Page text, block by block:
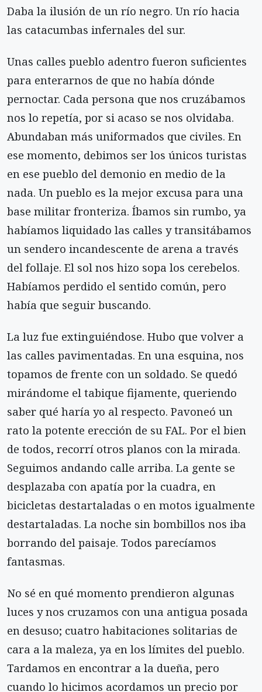
Daba la ilusión de un río negro. Un río hacia
las catacumbas infernales del sur.
Unas calles pueblo adentro fueron suficientes
para enterarnos de que no había dónde
pernoctar. Cada persona que nos cruzábamos
nos lo repetía, por si acaso se nos olvidaba.
Abundaban más uniformados que civiles. En
ese momento, debimos ser los únicos turistas
en ese pueblo del demonio en medio de la
nada. Un pueblo es la mejor excusa para una
base militar fronteriza. Íbamos sin rumbo, ya
habíamos liquidado las calles y transitábamos
un sendero incandescente de arena a través
del follaje. El sol nos hizo sopa los cerebelos.
Habíamos perdido el sentido común, pero
había que seguir buscando.
La luz fue extinguiéndose. Hubo que volver a
las calles pavimentadas. En una esquina, nos
topamos de frente con un soldado. Se quedó
mirándome el tabique fijamente, queriendo
saber qué haría yo al respecto. Pavoneó un
rato la potente erección de su FAL. Por el bien
de todos, recorrí otros planos con la mirada.
Seguimos andando calle arriba. La gente se
desplazaba con apatía por la cuadra, en
bicicletas destartaladas o en motos igualmente
destartaladas. La noche sin bombillos nos iba
borrando del paisaje. Todos parecíamos
fantasmas.
No sé en qué momento prendieron algunas
luces y nos cruzamos con una antigua posada
en desuso; cuatro habitaciones solitarias de
cara a la maleza, ya en los límites del pueblo.
Tardamos en encontrar a la dueña, pero
cuando lo hicimos acordamos un precio por